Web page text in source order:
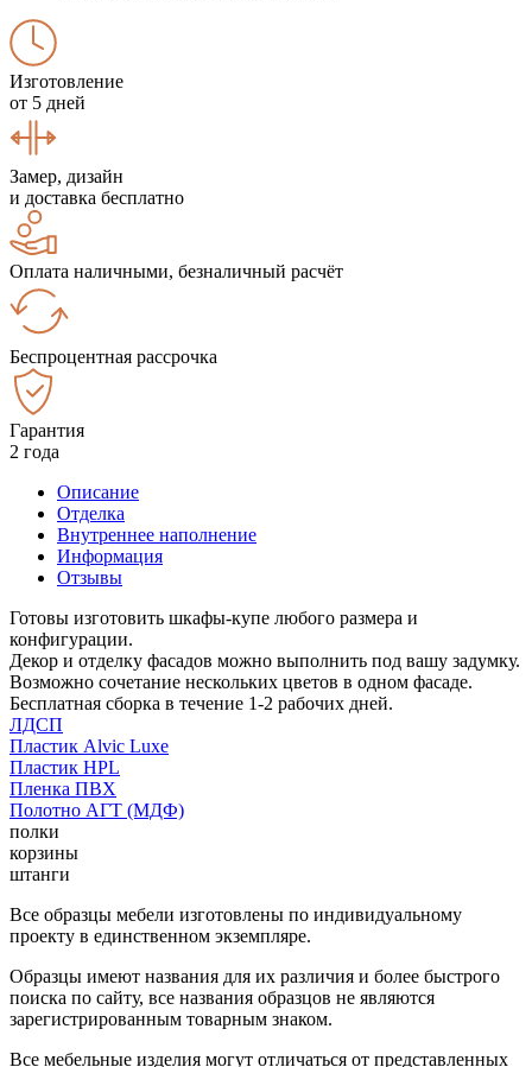
Изготовление
от 5 дней
Замер, дизайн
и доставка бесплатно
Оплата наличными, безналичный расчёт
Беспроцентная рассрочка
Гарантия
2 года
Описание
Отделка
Внутреннее наполнение
Информация
Отзывы
Готовы изготовить шкафы-купе любого размера и
конфигурации.
Декор и отделку фасадов можно выполнить под вашу задумку.
Возможно сочетание нескольких цветов в одном фасаде.
Бесплатная сборка в течение 1-2 рабочих дней.
ЛДСП
Пластик Alvic Luxe
Пластик HPL
Пленка ПВХ
Полотно АГТ (МДФ)
полки
корзины
штанги
Все образцы мебели изготовлены по индивидуальному
проекту в единственном экземпляре.
Образцы имеют названия для их различия и более быстрого
поиска по сайту, все названия образцов не являются
зарегистрированным товарным знаком.
Все мебельные изделия могут отличаться от представленных